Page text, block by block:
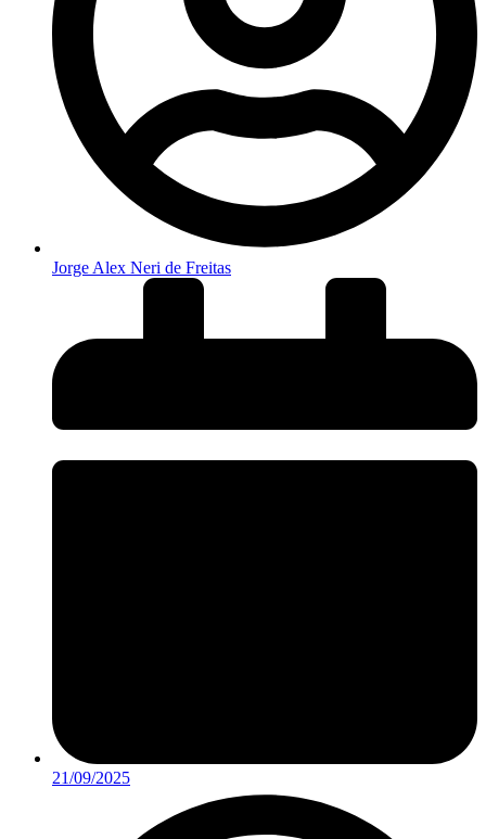
Jorge Alex Neri de Freitas
21/09/2025